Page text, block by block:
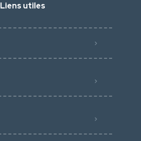
Liens utiles